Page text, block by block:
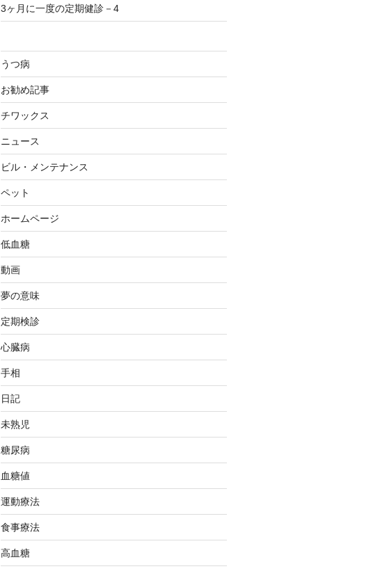
3ヶ月に一度の定期健診－4
うつ病
お勧め記事
チワックス
ニュース
ビル・メンテナンス
ペット
ホームページ
低血糖
動画
夢の意味
定期検診
心臓病
手相
日記
未熟児
糖尿病
血糖値
運動療法
食事療法
高血糖